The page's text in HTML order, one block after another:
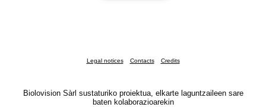
Legal notices Contacts Credits
Biolovision Sàrl sustaturiko proiektua, elkarte laguntzaileen sare
baten kolaborazioarekin